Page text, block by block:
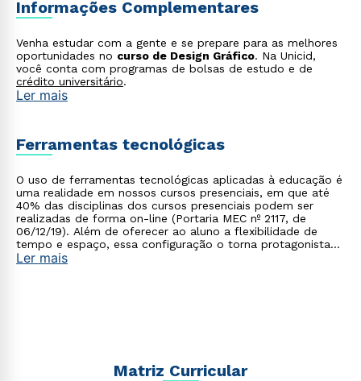
Informações Complementares
Venha estudar com a gente e se prepare para as melhores
oportunidades no curso de Design Gráfico. Na Unicid,
você conta com programas de bolsas de estudo e de
crédito universitário.
Ler mais
Ferramentas tecnológicas
O uso de ferramentas tecnológicas aplicadas à educação é
uma realidade em nossos cursos presenciais, em que até
40% das disciplinas dos cursos presenciais podem ser
realizadas de forma on-line (Portaria MEC nº 2117, de
06/12/19). Além de oferecer ao aluno a flexibilidade de
tempo e espaço, essa configuração o torna protagonista
no processo de construção do seu conhecimento.
Ler mais
Matriz Curricular